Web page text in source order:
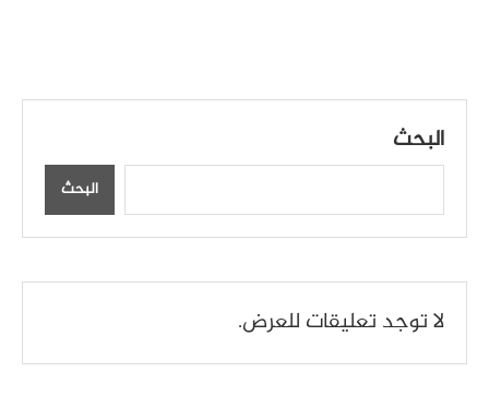
البحث
البحث
لا توجد تعليقات للعرض.